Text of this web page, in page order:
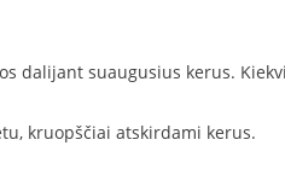
dalijant suaugusius kerus.
kruopščiai atskirdami kerus.